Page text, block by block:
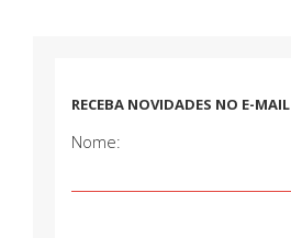
RECEBA NOVIDADES NO E-MAIL
Nome: